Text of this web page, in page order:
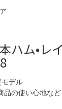
本ハム•
デル
品の使い心地な